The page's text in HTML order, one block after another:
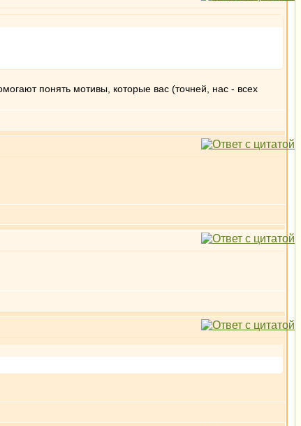
понять мотивы, которые вас (точней, нас - всех